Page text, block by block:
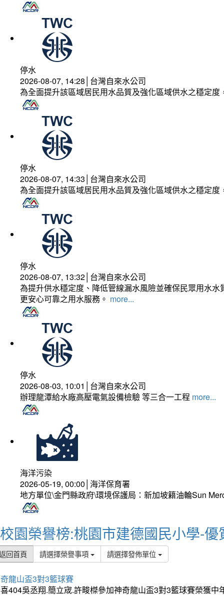
停水
2026-08-07, 14:28│台灣自來水公司
為全面提升該區域居民用水品質及強化區域供水之穩定
停水
2026-08-07, 14:33│台灣自來水公司
為全面提升該區域居民用水品質及強化區域供水之穩定
停水
2026-08-07, 13:32│台灣自來水公司
為提升供水穩定度、降低管線漏水風險並確保民眾用水
更安心可靠之用水服務。 more...
停水
2026-08-03, 10:01│台灣自來水公司
辦理龍潭給水廠高壓電氣設備檢驗 等三合一工程 more...
海洋污染
2026-05-19, 00:00│海洋保育署
地方單位\金門縣政府\環境保護局：新加坡籍油輪Sun
校園榮譽榜:桃園市建德國民小學-優
回首頁 請選擇榮譽事項 請選擇發佈單位
龍山盃3對3籃球賽
404吳丞翔.簡立宬.許畯榤參加神奇龍山盃3對3籃球賽榮獲中